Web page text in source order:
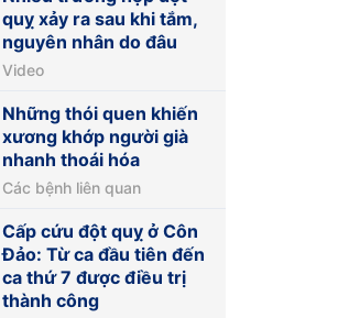
quỵ xảy ra sau khi tắm,
nguyên nhân do đâu
Video
Những thói quen khiến
xương khớp người già
nhanh thoái hóa
Các bệnh liên quan
Cấp cứu đột quỵ ở Côn
Đảo: Từ ca đầu tiên đến
ca thứ 7 được điều trị
thành công